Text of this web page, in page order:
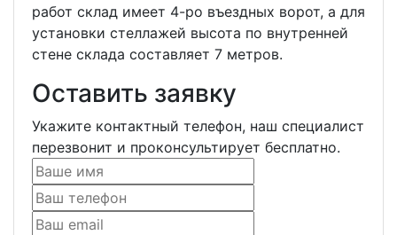
работ склад имеет 4-ро въездных ворот, а для
установки стеллажей высота по внутренней
стене склада составляет 7 метров.
Оставить заявку
Укажите контактный телефон, наш специалист
перезвонит и проконсультирует бесплатно.